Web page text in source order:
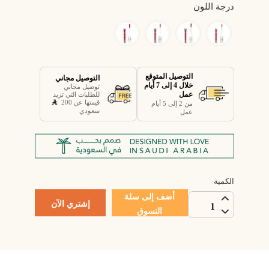
درجة اللون
التوصيل المتوقع
خلال 4 إلى 7 أيام
عمل
من 2 إلى 5 أيام
عمل
التوصيل مجاني
توصيل مجاني
للطلبات التي تزيد
قيمتها عن 200
سعودي
الكمية
1
أضف إلى سلة
التسوق
إشتري الآن